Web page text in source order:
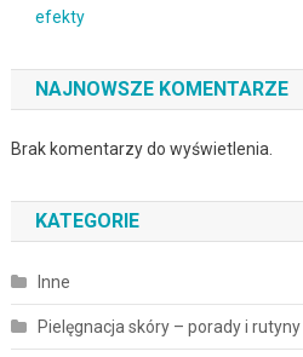
efekty
NAJNOWSZE KOMENTARZE
Brak komentarzy do wyświetlenia.
KATEGORIE
Inne
Pielęgnacja skóry – porady i rutyny